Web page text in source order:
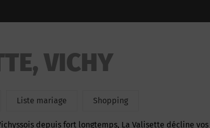
VICHY
Liste mariage Shopping